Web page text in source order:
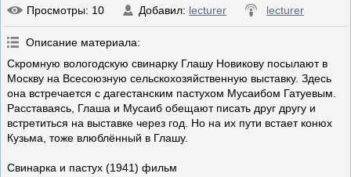
Просмотры: 10 Добавил: lecturer lecturer
Описание материала:
Скромную вологодскую свинарку Глашу Новикову посылают в
Москву на Всесоюзную сельскохозяйственную выставку. Здесь
она встречается с дагестанским пастухом Мусаибом Гатуевым.
Расставаясь, Глаша и Мусаиб обещают писать друг другу и
встретиться на выставке через год. Но на их пути встает конюх
Кузьма, тоже влюблённый в Глашу.
Свинарка и пастух (1941) фильм